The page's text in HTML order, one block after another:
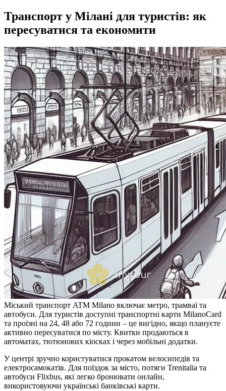
Транспорт у Мілані для туристів: як
пересуватися та економити
Міський транспорт ATM Milano включає метро, трамваї та
автобуси. Для туристів доступні транспортні карти MilanoCard
та проїзні на 24, 48 або 72 години – це вигідно, якщо плануєте
активно пересуватися по місту. Квитки продаються в
автоматах, тютюнових кіосках і через мобільні додатки.
У центрі зручно користуватися прокатом велосипедів та
електросамокатів. Для поїздок за місто, потяги Trenitalia та
автобуси Flixbus, які легко бронювати онлайн,
використовуючи українські банківські карти.